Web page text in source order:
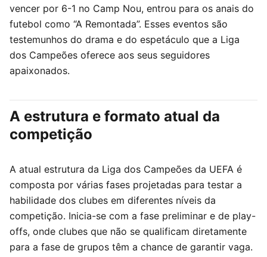
vencer por 6-1 no Camp Nou, entrou para os anais do
futebol como “A Remontada”. Esses eventos são
testemunhos do drama e do espetáculo que a Liga
dos Campeões oferece aos seus seguidores
apaixonados.
A estrutura e formato atual da
competição
A atual estrutura da Liga dos Campeões da UEFA é
composta por várias fases projetadas para testar a
habilidade dos clubes em diferentes níveis da
competição. Inicia-se com a fase preliminar e de play-
offs, onde clubes que não se qualificam diretamente
para a fase de grupos têm a chance de garantir vaga.